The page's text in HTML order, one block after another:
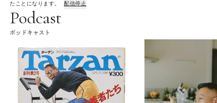
たことになります。
配信停止
Podcast
ポッドキャスト